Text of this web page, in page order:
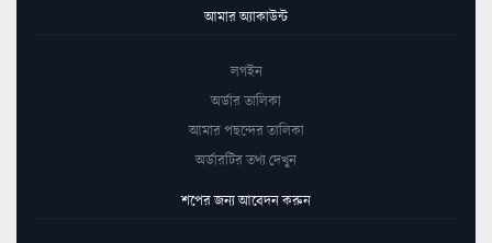
আমার অ্যাকাউন্ট
লগইন
অর্ডার তালিকা
আমার পছন্দের তালিকা
অর্ডারটির তথ্য দেখুন
শপের জন্য আবেদন করুন